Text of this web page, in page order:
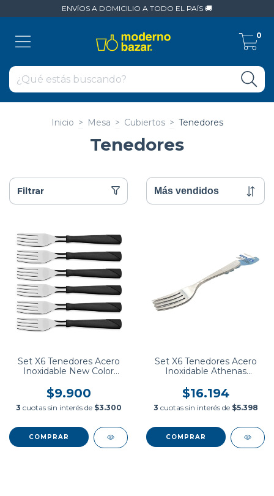
ENVÍOS A DOMICILIO A TODO EL PAÍS 🚚
0
Inicio > Mesa > Cubiertos > Tenedores
Tenedores
Filtrar
Set X6 Tenedores Acero
Inoxidable New Color
$9.900
3 cuotas sin interés de $3.300
Set X6 Tenedores Acero
Inoxidable Athenas
$16.194
3 cuotas sin interés de $5.398